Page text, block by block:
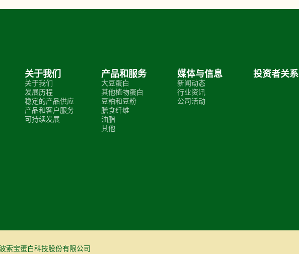
关于我们 产品和服务 媒体与信息 投资者关系
关于我们
发展历程
稳定的产品供应
产品和客户服务
可持续发展
大豆蛋白
其他植物蛋白
豆粕和豆粉
膳食纤维
油脂
其他
新闻动态
行业资讯
公司活动
索宝蛋白科技股份有限公司